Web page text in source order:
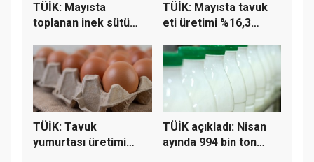
TÜİK: Mayısta
toplanan inek sütü
TÜİK: Mayısta tavuk
eti üretimi %16,3
TÜİK: Tavuk
yumurtası üretimi
TÜİK açıkladı: Nisan
ayında 994 bin ton